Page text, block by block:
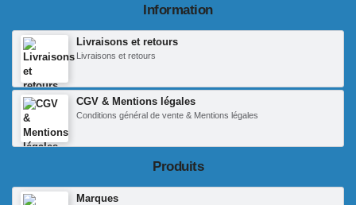
Information
Livraisons et retours
Livraisons et retours
CGV & Mentions légales
Conditions général de vente & Mentions légales
Produits
Marques